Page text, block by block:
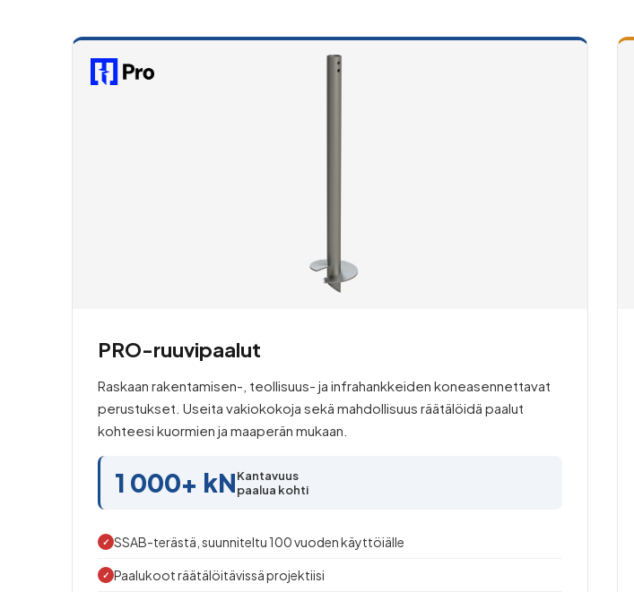
PRO-ruuvipaalut
Raskaan rakentamisen-, teollisuus- ja infrahankkeiden koneasennettavat
perustukset. Useita vakiokokoja sekä mahdollisuus räätälöidä paalut
kohteesi kuormien ja maaperän mukaan.
1 000+ kNKantavuus
paalua kohti
✓ SSAB-terästä, suunniteltu 100 vuoden käyttöiälle
✓ Paalukoot räätälöitävissä projektiisi